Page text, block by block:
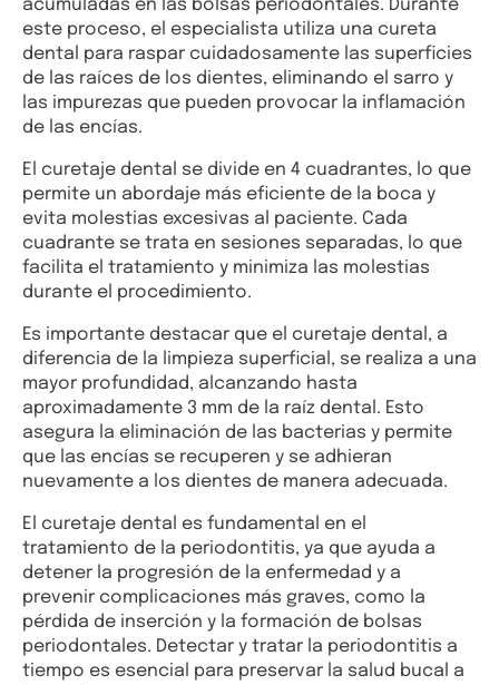
acumuladas en las bolsas periodontales. Durante
este proceso, el especialista utiliza una cureta
dental para raspar cuidadosamente las superficies
de las raíces de los dientes, eliminando el sarro y
las impurezas que pueden provocar la inflamación
de las encías.
El curetaje dental se divide en 4 cuadrantes, lo que
permite un abordaje más eficiente de la boca y
evita molestias excesivas al paciente. Cada
cuadrante se trata en sesiones separadas, lo que
facilita el tratamiento y minimiza las molestias
durante el procedimiento.
Es importante destacar que el curetaje dental, a
diferencia de la limpieza superficial, se realiza a una
mayor profundidad, alcanzando hasta
aproximadamente 3 mm de la raíz dental. Esto
asegura la eliminación de las bacterias y permite
que las encías se recuperen y se adhieran
nuevamente a los dientes de manera adecuada.
El curetaje dental es fundamental en el
tratamiento de la periodontitis, ya que ayuda a
detener la progresión de la enfermedad y a
prevenir complicaciones más graves, como la
pérdida de inserción y la formación de bolsas
periodontales. Detectar y tratar la periodontitis a
tiempo es esencial para preservar la salud bucal a